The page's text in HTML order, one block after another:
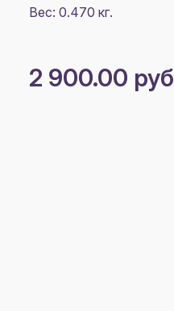
Вес: 0.470 кг.
2 900.00 руб